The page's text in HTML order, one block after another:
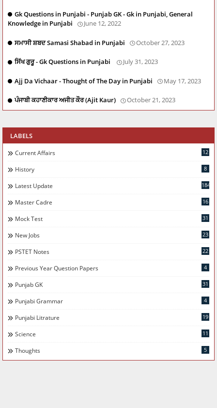
Gk Questions in Punjabi - Punjab GK - Gk in Punjabi, General
Knowledge in Punjabi
June 12, 2022
ਸਮਾਸੀ ਸ਼ਬਦ Samasi Shabad in Punjabi October 27, 2023
ਸਿੱਖ ਗੁਰੂ - Gk Questions in Punjabi July 31, 2023
Ajj Da Vichaar - Thought of The Day in Punjabi May 17, 2023
ਪੰਜਾਬੀ ਕਹਾਣੀਕਾਰ ਅਜੀਤ ਕੌਰ (Ajit Kaur) October 21, 2023
LABELS
Current Affairs 12
History 8
Latest Update 184
Master Cadre 16
Mock Test 31
New Jobs 23
PSTET Notes 22
Previous Year Question Papers 4
Punjab GK 31
Punjabi Grammar 4
Punjabi Litrature 19
Science 11
Thoughts 5